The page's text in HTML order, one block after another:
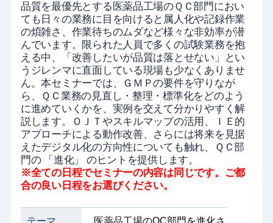
品質を最優先とする医薬品工場のＱＣ部門におい
ても日々の業務に目を向けると 属人化や記録作業
の煩雑さ、作業待ちのムダなど様々な非効率が潜
んでいます。 限られた人員で多くの試験業務を抱
える中、「改善したいが品質は落とせない」とい
うジレンマに直面している現場も少なくありませ
ん。本セミナーでは、ＧＭＰの要件を守りなが
ら、ＱＣ業務の見直し・整理・標準化をどのよう
に進めていくかを、実例を交えて分かりやすく解
説します。ＯＪＴやスキルマップの活用、ＩＥ的
アプローチによる動作改善、さらには将来を見据
えたデジタル化の方向性についても触れ、ＱＣ部
門の 「進化」 のヒントを提供します。
※全ての日程でセミナーの内容は同じです。ご都
合の良い日程をお選びください。